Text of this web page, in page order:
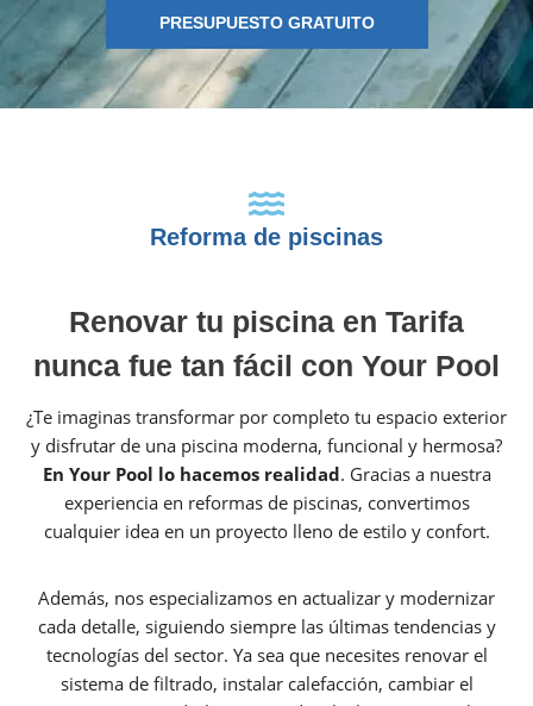
PRESUPUESTO GRATUITO
Reforma de piscinas
Renovar tu piscina en Tarifa
nunca fue tan fácil con Your Pool
¿Te imaginas transformar por completo tu espacio exterior
y disfrutar de una piscina moderna, funcional y hermosa?
En Your Pool lo hacemos realidad. Gracias a nuestra
experiencia en reformas de piscinas, convertimos
cualquier idea en un proyecto lleno de estilo y confort.
Además, nos especializamos en actualizar y modernizar
cada detalle, siguiendo siempre las últimas tendencias y
tecnologías del sector. Ya sea que necesites renovar el
sistema de filtrado, instalar calefacción, cambiar el